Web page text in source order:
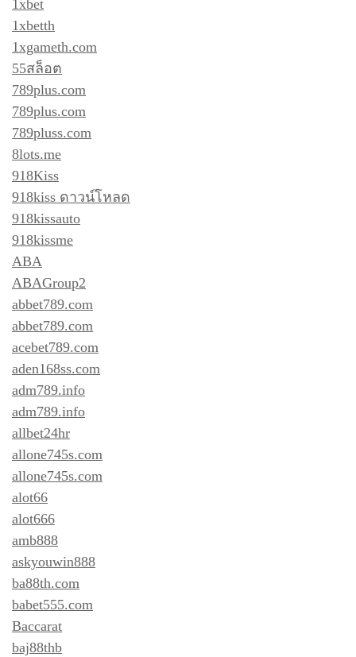
1xbet
1xbetth
1xgameth.com
55สล็อต
789plus.com
789plus.com
789pluss.com
8lots.me
918Kiss
918kiss ดาวน์โหลด
918kissauto
918kissme
ABA
ABAGroup2
abbet789.com
abbet789.com
acebet789.com
aden168ss.com
adm789.info
adm789.info
allbet24hr
allone745s.com
allone745s.com
alot66
alot666
amb888
askyouwin888
ba88th.com
babet555.com
Baccarat
baj88thb